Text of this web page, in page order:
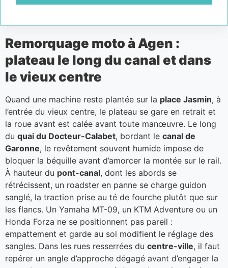
Remorquage moto à Agen :
plateau le long du canal et dans
le vieux centre
Quand une machine reste plantée sur la place Jasmin, à
l’entrée du vieux centre, le plateau se gare en retrait et
la roue avant est calée avant toute manœuvre. Le long
du quai du Docteur-Calabet, bordant le canal de
Garonne, le revêtement souvent humide impose de
bloquer la béquille avant d’amorcer la montée sur le rail.
À hauteur du pont-canal, dont les abords se
rétrécissent, un roadster en panne se charge guidon
sanglé, la traction prise au té de fourche plutôt que sur
les flancs. Un Yamaha MT-09, un KTM Adventure ou un
Honda Forza ne se positionnent pas pareil :
empattement et garde au sol modifient le réglage des
sangles. Dans les rues resserrées du centre-ville, il faut
repérer un angle d’approche dégagé avant d’engager la